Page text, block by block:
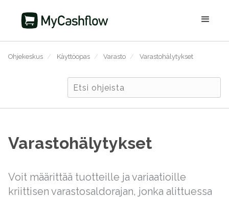
Ohjekeskus / Käyttöopas / Varasto / Varastohälytykset
Varastohälytykset
Voit määrittää tuotteille ja variaatioille
kriittisen varastosaldorajan, jonka alittuessa